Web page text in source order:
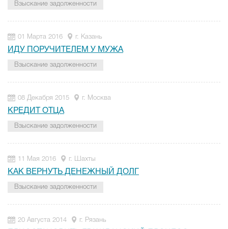
Взыскание задолженности
01 Марта 2016 г. Казань
ИДУ ПОРУЧИТЕЛЕМ У МУЖА
Взыскание задолженности
08 Декабря 2015 г. Москва
КРЕДИТ ОТЦА
Взыскание задолженности
11 Мая 2016 г. Шахты
КАК ВЕРНУТЬ ДЕНЕЖНЫЙ ДОЛГ
Взыскание задолженности
20 Августа 2014 г. Рязань